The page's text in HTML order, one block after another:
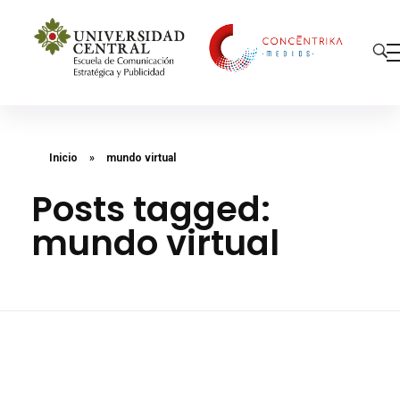
Inicio » mundo virtual
Posts tagged:
mundo virtual